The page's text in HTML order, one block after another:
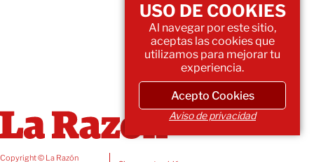
Copyright © La Razón
USO DE COOKIES
Al navegar por este sitio,
aceptas las cookies que
utilizamos para mejorar tu
experiencia.
Acepto Cookies
Aviso de privacidad